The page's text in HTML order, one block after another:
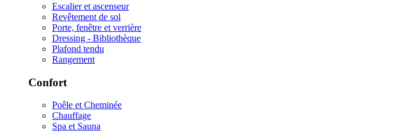
Escalier et ascenseur
Revêtement de sol
Porte, fenêtre et verrière
Dressing - Bibliothèque
Plafond tendu
Rangement
Confort
Poêle et Cheminée
Chauffage
Spa et Sauna